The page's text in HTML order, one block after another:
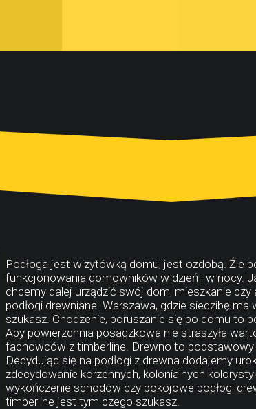
Podłoga jest wizytówką domu, jest ozdobą. Źle
funkcjonowania domowników w dzień i w nocy.
chcemy dalej urządzić swój dom, mieszkanie
podłogi drewniane. Warszawa, gdzie siedzibę
szukasz. Chodzenie, poruszanie się po domu to
Aby powierzchnia posadzkowa nie straszyła
fachowców z timberline. Drewno to podstawowy
Decydując się na podłogi z drewna dodajemy
zdecydowanie korzennych, kolonialnych
wykończenie schodów czy pokojowe podłogi
timberline jest tym czego szukasz.